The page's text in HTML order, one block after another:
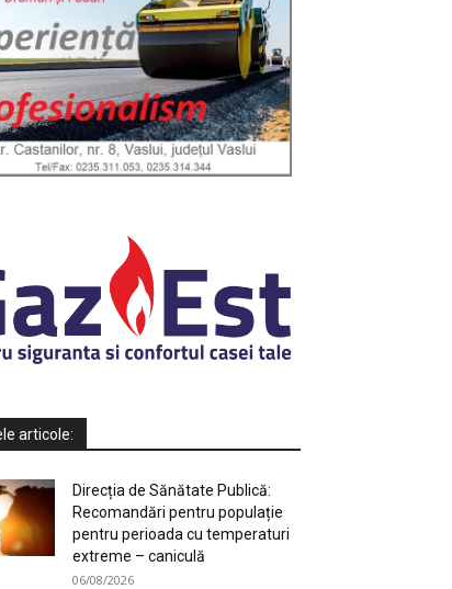
articole:
Direcția de Sănătate Publică:
Recomandări pentru populație
pentru perioada cu temperaturi
extreme – caniculă
06/08/2026